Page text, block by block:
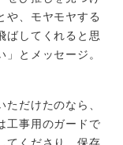
や、モヤモヤする
ばしてくれると思
とメッセージ。
だけたのなら、
工事用のガードで